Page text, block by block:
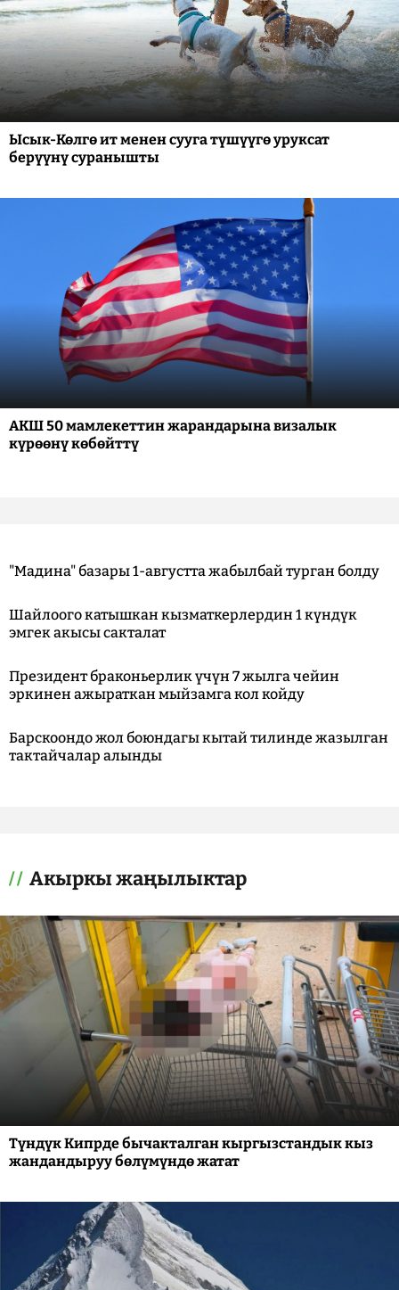
Ысык-Көлгө ит менен сууга түшүүгө уруксат
берүүнү суранышты
АКШ 50 мамлекеттин жарандарына визалык
күрөөнү көбөйттү
"Мадина" базары 1-августта жабылбай турган болду
Шайлоого катышкан кызматкерлердин 1 күндүк
эмгек акысы сакталат
Президент браконьерлик үчүн 7 жылга чейин
эркинен ажыраткан мыйзамга кол койду
Барскоондо жол боюндагы кытай тилинде жазылган
тактайчалар алынды
Акыркы жаңылыктар
Түндүк Кипрде бычакталган кыргызстандык кыз
жандандыруу бөлүмүндө жатат